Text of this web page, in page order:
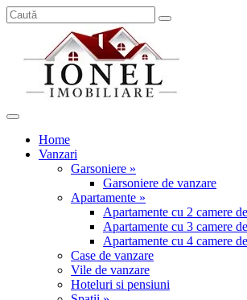
Home
Vanzari
Garsoniere »
Garsoniere de vanzare
Apartamente »
Apartamente cu 2 camere
Apartamente cu 3 camere
Apartamente cu 4 camere
Case de vanzare
Vile de vanzare
Hoteluri si pensiuni